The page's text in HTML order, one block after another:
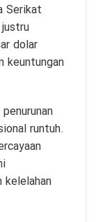
Serikat
dolar
keuntungan
runtuh.
kelelahan